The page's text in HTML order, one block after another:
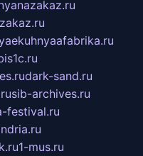
dark-sand.ru
sib-archives.ru
festival.ru
1-mus.ru